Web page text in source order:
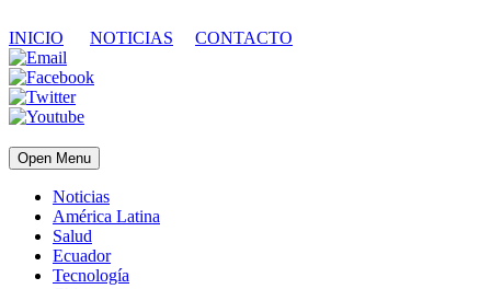
INICIO NOTICIAS CONTACTO
Open Menu
Noticias
América Latina
Salud
Ecuador
Tecnología